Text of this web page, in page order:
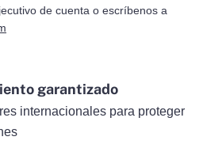
de cuenta o escríbenos a
garantizado
internacionales para proteger